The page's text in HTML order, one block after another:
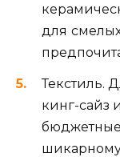
для
Текстиль.
кинг-сайз
шикарному